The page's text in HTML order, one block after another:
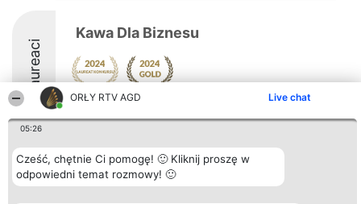
ORŁY RTV AGD Live chat
05:26
Cześć, chętnie Ci pomogę! 🙂 Kliknij proszę w
odpowiedni temat rozmowy! 🙂
Laureaci
Kawa Dla Biznesu
9.8
Organizator plebiscytu
Bright Side Solutions sp. z o.
Plebiscyt
Laureaci